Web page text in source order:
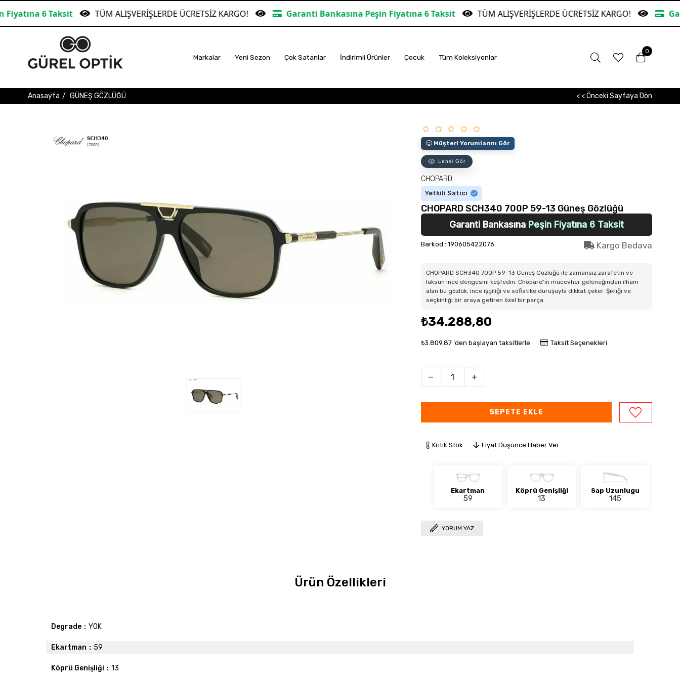
TÜM ALIŞVERİŞLERDE ÜCRETSİZ KARGO! Garanti Bankasına Peşin Fiyatına 6 Taksit TÜM ALIŞVERİŞLERDE ÜCRETSİZ KARGO! Garanti
Markalar Yeni Sezon Çok Satanlar İndirimli Ürünler Çocuk Tüm Koleksiyonlar
0
Anasayfa GÜNEŞ GÖZLÜĞÜ < < Önceki Sayfaya Dön
Müşteri Yorumlarını Gör
Lensi Gör
CHOPARD
Yetkili Satıcı
CHOPARD SCH340 700P 59-13 Güneş Gözlüğü
Garanti Bankasına Peşin Fiyatına 6 Taksit
Barkod : 190605422076 Kargo Bedava
CHOPARD SCH340 700P 59-13 Güneş Gözlüğü ile zamansız zarafetin ve
lüksün ince dengesini keşfedin. Chopard’ın mücevher geleneğinden ilham
alan bu gözlük, ince işçiliği ve sofistike duruşuyla dikkat çeker. Şıklığı ve
seçkinliği bir araya getiren özel bir parça.
₺34.288,80
₺3.809,87 'den başlayan taksitlerle Taksit Seçenekleri
Kritik Stok Fiyat Düşünce Haber Ver
Ekartman
59
Köprü Genişliği
13
Sap Uzunlugu
145
YORUM YAZ
Ürün Özellikleri
Degrade YOK
Ekartman 59
Köprü Genişliği 13